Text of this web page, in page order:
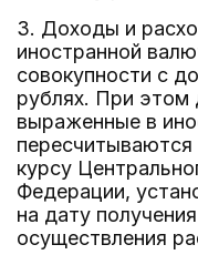
3. Доходы и
иностранной
совокупности с
рублях. При
выраженные в
курсу
Федерации,
на дату
осуществления